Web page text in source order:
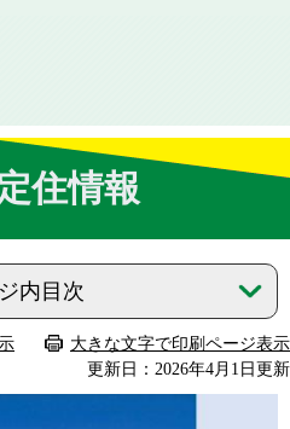
住情報
内目次
大きな文字で印刷ページ表示
更新日：2026年4月1日更新